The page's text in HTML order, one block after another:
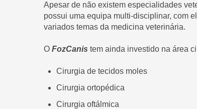
Apesar de não existem especialidades
possui uma equipa multi-disciplinar, com
variados temas da medicina veterinária.
O FozCanis tem ainda investido na área
Cirurgia de tecidos moles
Cirurgia ortopédica
Cirurgia oftálmica